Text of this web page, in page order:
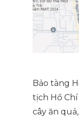
Bảo tàng
tịch Hồ
cây ăn